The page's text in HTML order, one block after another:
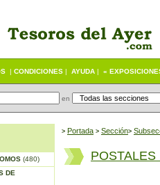
| CONDICIONES | AYUDA | «
en
(480)
DE
> Portada > Sección>
POSTALES